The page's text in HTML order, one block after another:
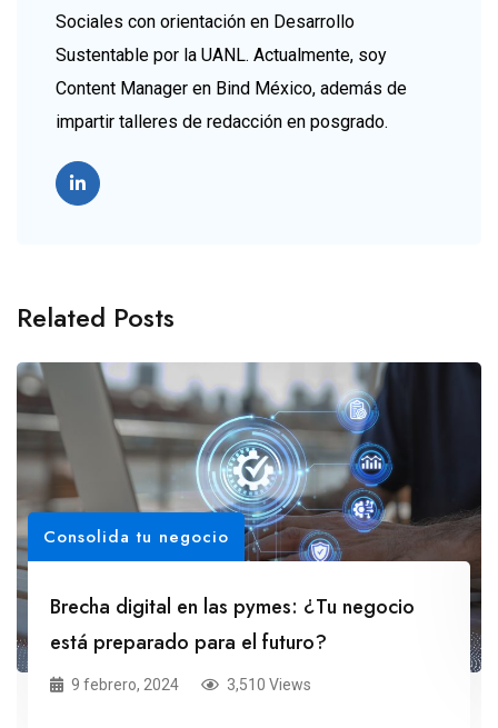
Sociales con orientación en Desarrollo
Sustentable por la UANL. Actualmente, soy
Content Manager en Bind México, además de
impartir talleres de redacción en posgrado.
Related Posts
Consolida tu negocio
Brecha digital en las pymes: ¿Tu negocio
está preparado para el futuro?
9 febrero, 2024 3,510 Views